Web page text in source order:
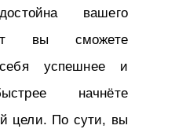
вашего
вы сможете
себя успешнее и
начнёте
цели. По сути, вы